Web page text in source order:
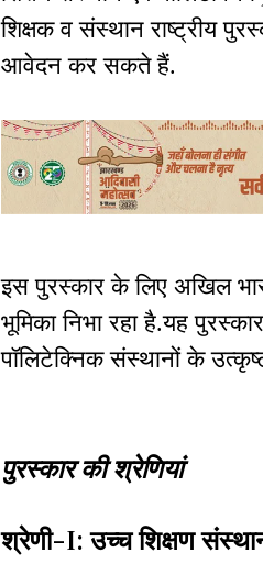
शिक्षक व संस्थान राष्ट्रीय
आवेदन कर सकते हैं.
इस पुरस्कार के लिए अखिल
भूमिका निभा रहा है.यह
पॉलिटेक्निक संस्थानों के
पुरस्कार की श्रेणियां
श्रेणी-I: उच्च शिक्षण